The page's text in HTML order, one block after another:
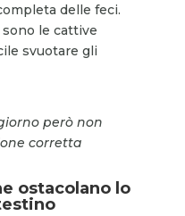
delle feci.
le cattive
svuotare gli
però non
corretta
ostacolano lo